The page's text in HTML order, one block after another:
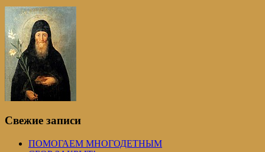
Свежие записи
ПОМОГАЕМ МНОГОДЕТНЫМ